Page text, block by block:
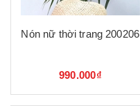
Nón nữ thời trang 200206
990.000₫